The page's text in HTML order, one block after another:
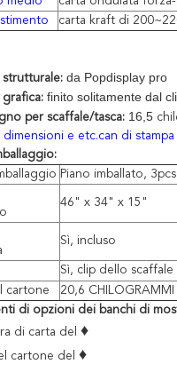
carta kraft di
da Popdisplay pro
finito solitamente dal
per scaffale/tasca: 16,5
dimensioni e etc.can di
Piano imballato,
46" x 34" x 15"
Sì, incluso
Sì, clip dello scaffale
cartone
20,6 CHILOGRAMMI
di opzioni dei banchi di
di carta del ♦
cartone del ♦